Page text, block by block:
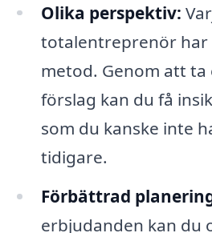
Olika perspektiv:
totalentreprenör har
metod. Genom att ta
förslag kan du få
som du kanske inte
tidigare.
Förbättrad
erbjudanden kan du